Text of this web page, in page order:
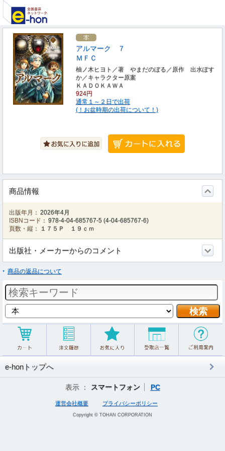
アルマーク ７
ＭＦＣ
柚ノ木ヒヨト／著 やまだのぼる／原作 出水ぽす
か／キャラクター原案
ＫＡＤＯＫＡＷＡ
924円
通常１～２日で出荷
(！お盆時期の出荷について！)
商品情報
出版年月： 2026年4月
ISBNコード： 978-4-04-685767-5 (4-04-685767-6)
頁数・縦：
１７５Ｐ １９ｃｍ
出版社・メーカーからのコメント
商品の返品について
e-honトップへ
表示 ： スマートフォン PC
運営会社概要 プライバシーポリシー
Copyright © TOHAN CORPORATION